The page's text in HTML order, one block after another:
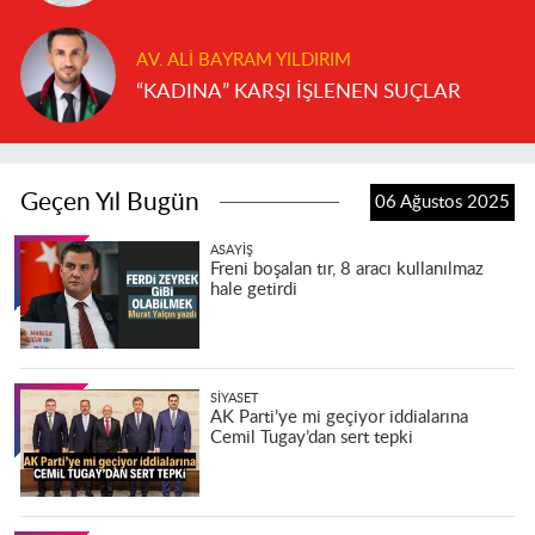
AV. ALI BAYRAM YILDIRIM
“KADINA” KARŞI İŞLENEN SUÇLAR
Geçen Yıl Bugün 06 Ağustos 2025
ASAYIŞ
Freni boşalan tır, 8 aracı kullanılmaz
hale getirdi
SIYASET
AK Parti’ye mi geçiyor iddialarına
Cemil Tugay’dan sert tepki